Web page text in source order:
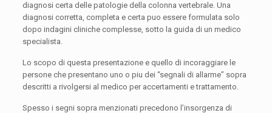
diagnosi certa delle patologie della colonna vertebrale. Una
diagnosi corretta, completa e certa puo essere formulata solo
dopo indagini cliniche complesse, sotto la guida di un medico
specialista.
Lo scopo di questa presentazione e quello di incoraggiare le
persone che presentano uno o piu dei “segnali di allarme” sopra
descritti a rivolgersi al medico per accertamenti e trattamento.
Spesso i segni sopra menzionati precedono l’insorgenza di